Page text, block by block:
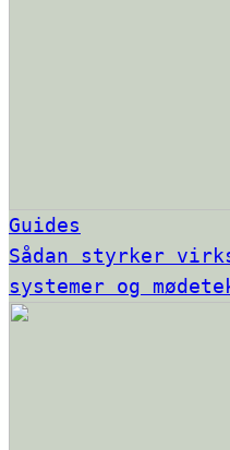
Guides
Sådan styrker
systemer og